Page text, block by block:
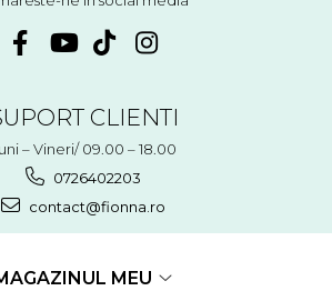
CLIENTI
– Vineri/ 09.00 – 18.00
0726402203
contact@fionna.ro
MEU